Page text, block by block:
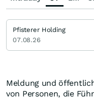
Meldung und
von Personen, die
Pfisterer Holding
07.08.26